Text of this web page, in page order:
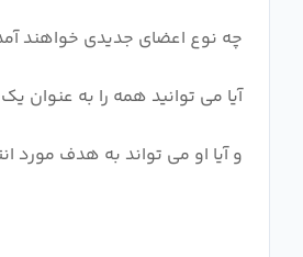
چه نوع اعضای جدیدی خواهند
آیا می توانید همه را به عنوان
و آیا او می تواند به هدف